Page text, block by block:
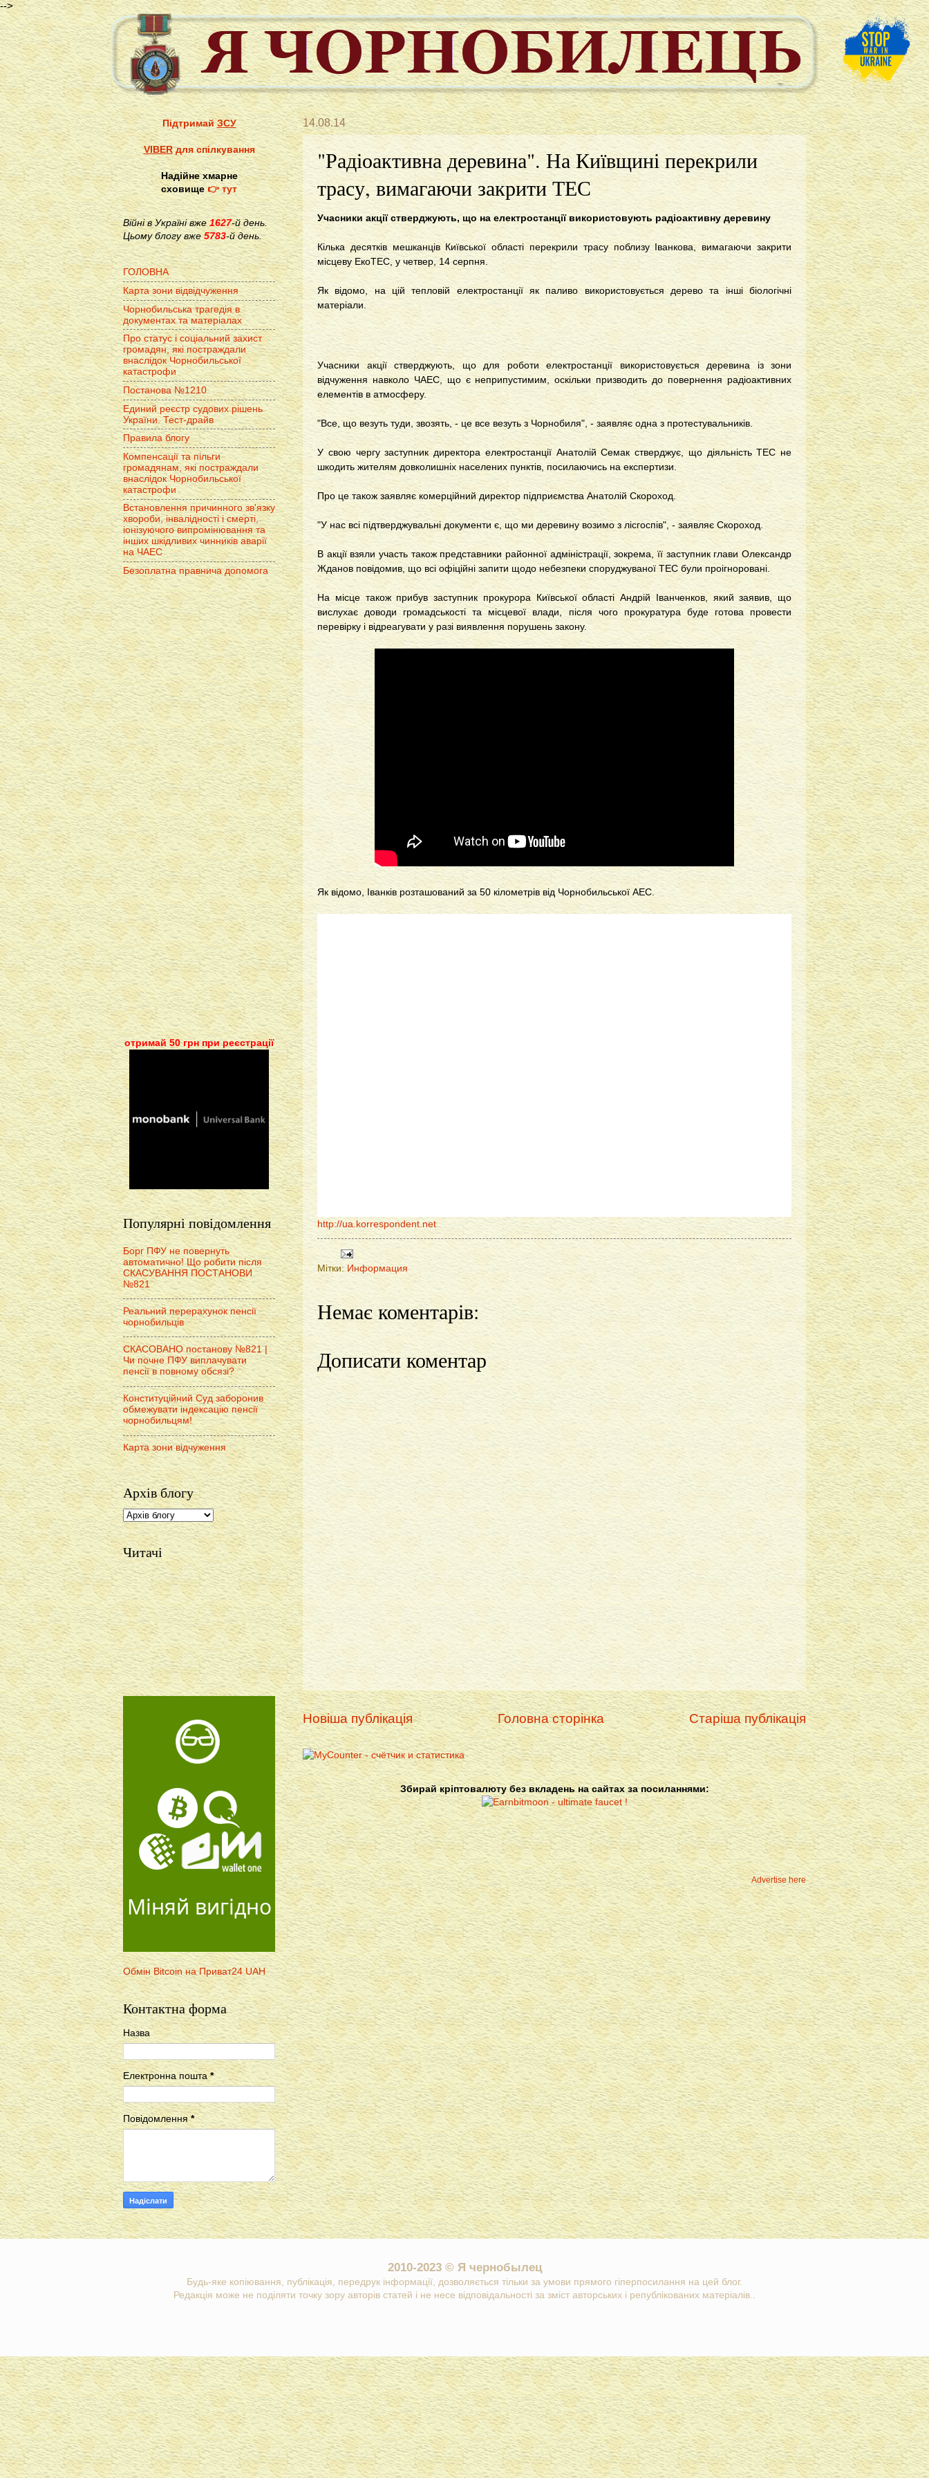
-->
14.08.14
"Радіоактивна деревина". На Київщині перекрили
трасу, вимагаючи закрити ТЕС
Учасники акції стверджують, що на електростанції використовують радіоактивну деревину
Кілька десятків мешканців Київської області перекрили трасу поблизу Іванкова, вимагаючи закрити
місцеву ЕкоТЕС, у четвер, 14 серпня.
Як відомо, на цій тепловій електростанції як паливо використовується дерево та інші біологічні
матеріали.
Учасники акції стверджують, що для роботи електростанції використовується деревина із зони
відчуження навколо ЧАЕС, що є неприпустимим, оскільки призводить до повернення радіоактивних
елементів в атмосферу.
"Все, що везуть туди, звозять, - це все везуть з Чорнобиля", - заявляє одна з протестувальників.
У свою чергу заступник директора електростанції Анатолій Семак стверджує, що діяльність ТЕС не
шкодить жителям довколишніх населених пунктів, посилаючись на експертизи.
Про це також заявляє комерційний директор підприємства Анатолій Скороход.
"У нас всі підтверджувальні документи є, що ми деревину возимо з лісгоспів", - заявляє Скороход.
В акції взяли участь також представники районної адміністрації, зокрема, її заступник глави Олександр
Жданов повідомив, що всі офіційні запити щодо небезпеки споруджуваної ТЕС були проігноровані.
На місце також прибув заступник прокурора Київської області Андрій Іванченков, який заявив, що
вислухає доводи громадськості та місцевої влади, після чого прокуратура буде готова провести
перевірку і відреагувати у разі виявлення порушень закону.
Як відомо, Іванків розташований за 50 кілометрів від Чорнобильської АЕС.
http://ua.korrespondent.net
Мітки: Информация
Немає коментарів:
Дописати коментар
Новіша публікація Старіша публікація
Головна сторінка
Збирай кріптовалюту без вкладень на сайтах за посиланнями:
Advertise here
ПідтримайЗСУ
VIBERдля спілкування
Надійне хмарне
сховище👉 тут
Війні в Україні вже1627-й день.
Цьому блогу вже 5783-й день.
ГОЛОВНА
Карта зони відвідчуження
Чорнобильська трагедія в
документах та матеріалах
Про статус і соціальний захист
громадян, які постраждали
внаслідок Чорнобильської
катастрофи
Постанова №1210
Единий реєстр судових рішень
України. Тест-драйв
Правила блогу
Компенсації та пільги
громадянам, які постраждали
внаслідок Чорнобильської
катастрофи
Встановлення причинного зв'язку
хвороби, інвалідності і смерті,
іонізуючого випромінювання та
інших шкідливих чинників аварії
на ЧАЕС
Безоплатна правнича допомога
отримай 50 грн при реєстрації
Популярні повідомлення
Борг ПФУ не повернуть
автоматично! Що робити після
СКАСУВАННЯ ПОСТАНОВИ
№821
Реальний перерахунок пенсії
чорнобильців
СКАСОВАНО постанову №821 |
Чи почне ПФУ виплачувати
пенсії в повному обсязі?
Конституційний Суд заборонив
обмежувати індексацію пенсії
чорнобильцям!
Карта зони відчуження
Архів блогу
Читачі
Міняй вигідно
Обмін Bitcoin на Приват24 UAH
Контактна форма
Назва
Електронна пошта*
Повідомлення *
2010-2023 © Я чернобылец
Будь-яке копіювання, публікація, передрук інформації, дозволяється тільки за умови прямого гіперпосилання на цей блог.
Редакція може не поділяти точку зору авторів статей і не несе відповідальності за зміст авторських і републікованих матеріалів..